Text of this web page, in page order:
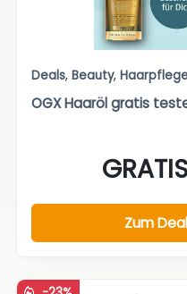
Deals, Beauty,
OGX Haaröl gratis
Zum Deal